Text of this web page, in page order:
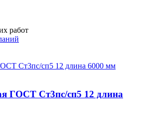
работ
ГОСТ Ст3пс/сп5 12 длина